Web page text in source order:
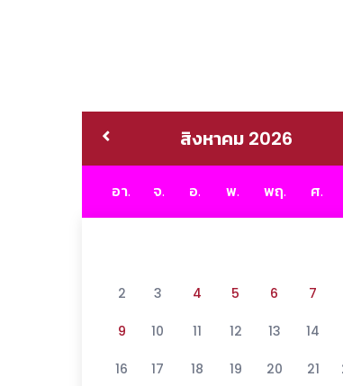
สิงหาคม 2026
อา. จ. อ. พ. พฤ. ศ.
2 3 4 5 6 7
9 10 11 12 13 14
16 17 18 19 20 21